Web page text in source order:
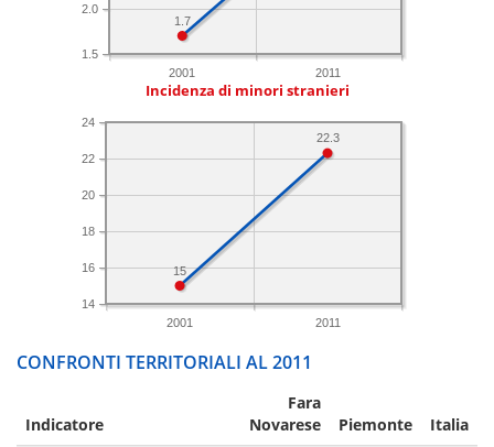
2001 2011
1.5
2.0
1.7
Incidenza di minori stranieri
2001 2011
14
16
18
20
22
24
22.3
15
CONFRONTI TERRITORIALI AL 2011
Indicatore
Fara
Novarese
Piemonte Italia